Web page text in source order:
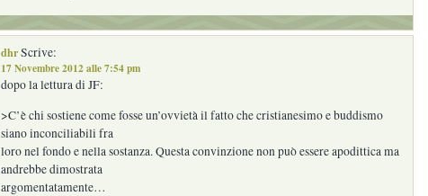
dhrScrive:
17 Novembre 2012 alle 7:54 pm
dopo la lettura di JF:
>C’è chi sostiene come fosse un’ovvietà il fatto che cristianesimo e buddismo
siano inconciliabili fra
loro nel fondo e nella sostanza. Questa convinzione non può essere apodittica ma
andrebbe dimostrata
argomentatamente…